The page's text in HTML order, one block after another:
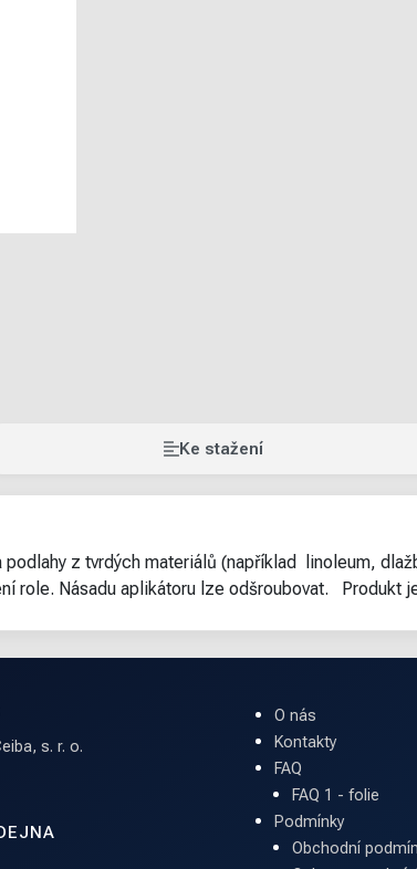
Ke stažení
z tvrdých materiálů (například linoleum,
role. Násadu aplikátoru lze odšroubovat. Produkt
s. r. o.
O nás
Kontakty
FAQ
FAQ 1 - folie
Podmínky
Obchodní